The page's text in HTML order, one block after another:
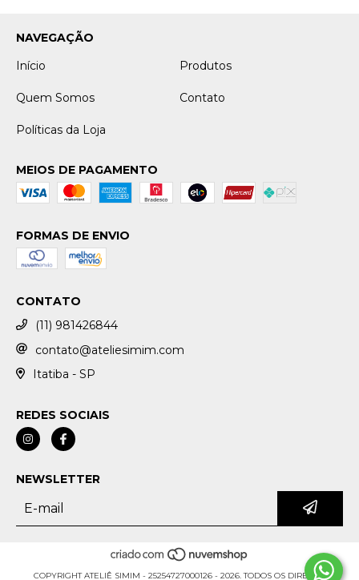
NAVEGAÇÃO
Início
Produtos
Quem Somos Contato
Políticas da Loja
MEIOS DE PAGAMENTO
FORMAS DE ENVIO
CONTATO
(11) 981426844
contato@ateliesimim.com
Itatiba - SP
REDES SOCIAIS
NEWSLETTER
COPYRIGHT ATELIÊ SIMIM - 25254727000126 - 2026. TODOS OS DIREITOS